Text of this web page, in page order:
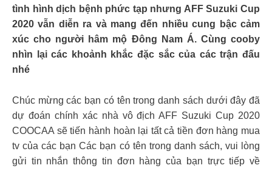
tình hình dịch bệnh phức tạp nhưng AFF Suzuki Cup
2020 vẫn diễn ra và mang đến nhiều cung bậc cảm
xúc cho người hâm mộ Đông Nam Á. Cùng cooby
nhìn lại các khoảnh khắc đặc sắc của các trận đấu
nhé
Chúc mừng các bạn có tên trong danh sách dưới đây đã
dự đoán chính xác nhà vô địch AFF Suzuki Cup 2020
COOCAA sẽ tiến hành hoàn lại tất cả tiền đơn hàng mua
tv của các bạn Các bạn có tên trong danh sách, vui lòng
gửi tin nhắn thông tin đơn hàng của bạn trực tiếp về